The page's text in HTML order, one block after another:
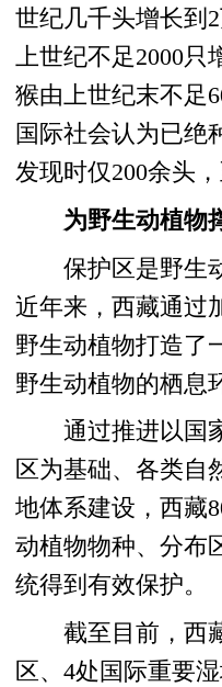
世纪几千头增长到
上世纪不足2000
猴由上世纪末不足
国际社会认为已绝
发现时仅200余头
为野生动植物
保护区是野生动
近年来，西藏通过
野生动植物打造了
野生动植物的栖息
通过推进以国家
区为基础、各类自
地体系建设，西藏
动植物物种、分布
统得到有效保护。
截至目前，西藏
区、4处国际重要